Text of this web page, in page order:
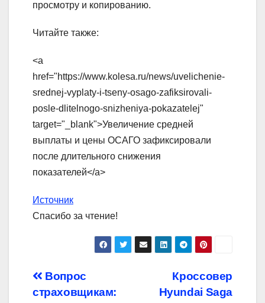
просмотру и копированию.
Читайте также:
<a
href="https://www.kolesa.ru/news/uvelichenie-
srednej-vyplaty-i-tseny-osago-zafiksirovali-
posle-dlitelnogo-snizheniya-pokazatelej"
target="_blank">Увеличение средней
выплаты и цены ОСАГО зафиксировали
после длительного снижения
показателей</a>
Источник
Спасибо за чтение!
Навигация
Кроссовер
Hyundai Saga
Вопрос
страховщикам: